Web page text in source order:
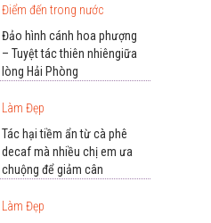
sẽ là quán
Điểm đến trong nước
Đảo hình cánh hoa phượng
– Tuyệt tác thiên nhiêngiữa
lòng Hải Phòng
Làm Đẹp
Tác hại tiềm ẩn từ cà phê
decaf mà nhiều chị em ưa
chuộng để giảm cân
Làm Đẹp